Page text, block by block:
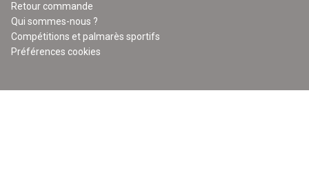
Retour commande
Qui sommes-nous ?
Compétitions et palmarès sportifs
Préférences cookies